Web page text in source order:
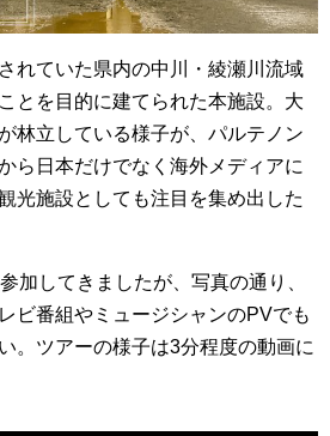
れていた県内の中川・綾瀬川流域
とを目的に建てられた本施設。大
林立している様子が、パルテノン
ら日本だけでなく海外メディアに
光施設としても注目を集め出した
加してきましたが、写真の通り、
ビ番組やミュージシャンのPVでも
。ツアーの様子は3分程度の動画に